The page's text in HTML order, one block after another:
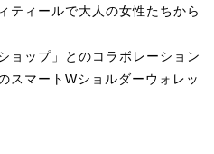
ティールで大人の女性たちから
ョップ」とのコラボレーション
スマートWショルダーウォレッ